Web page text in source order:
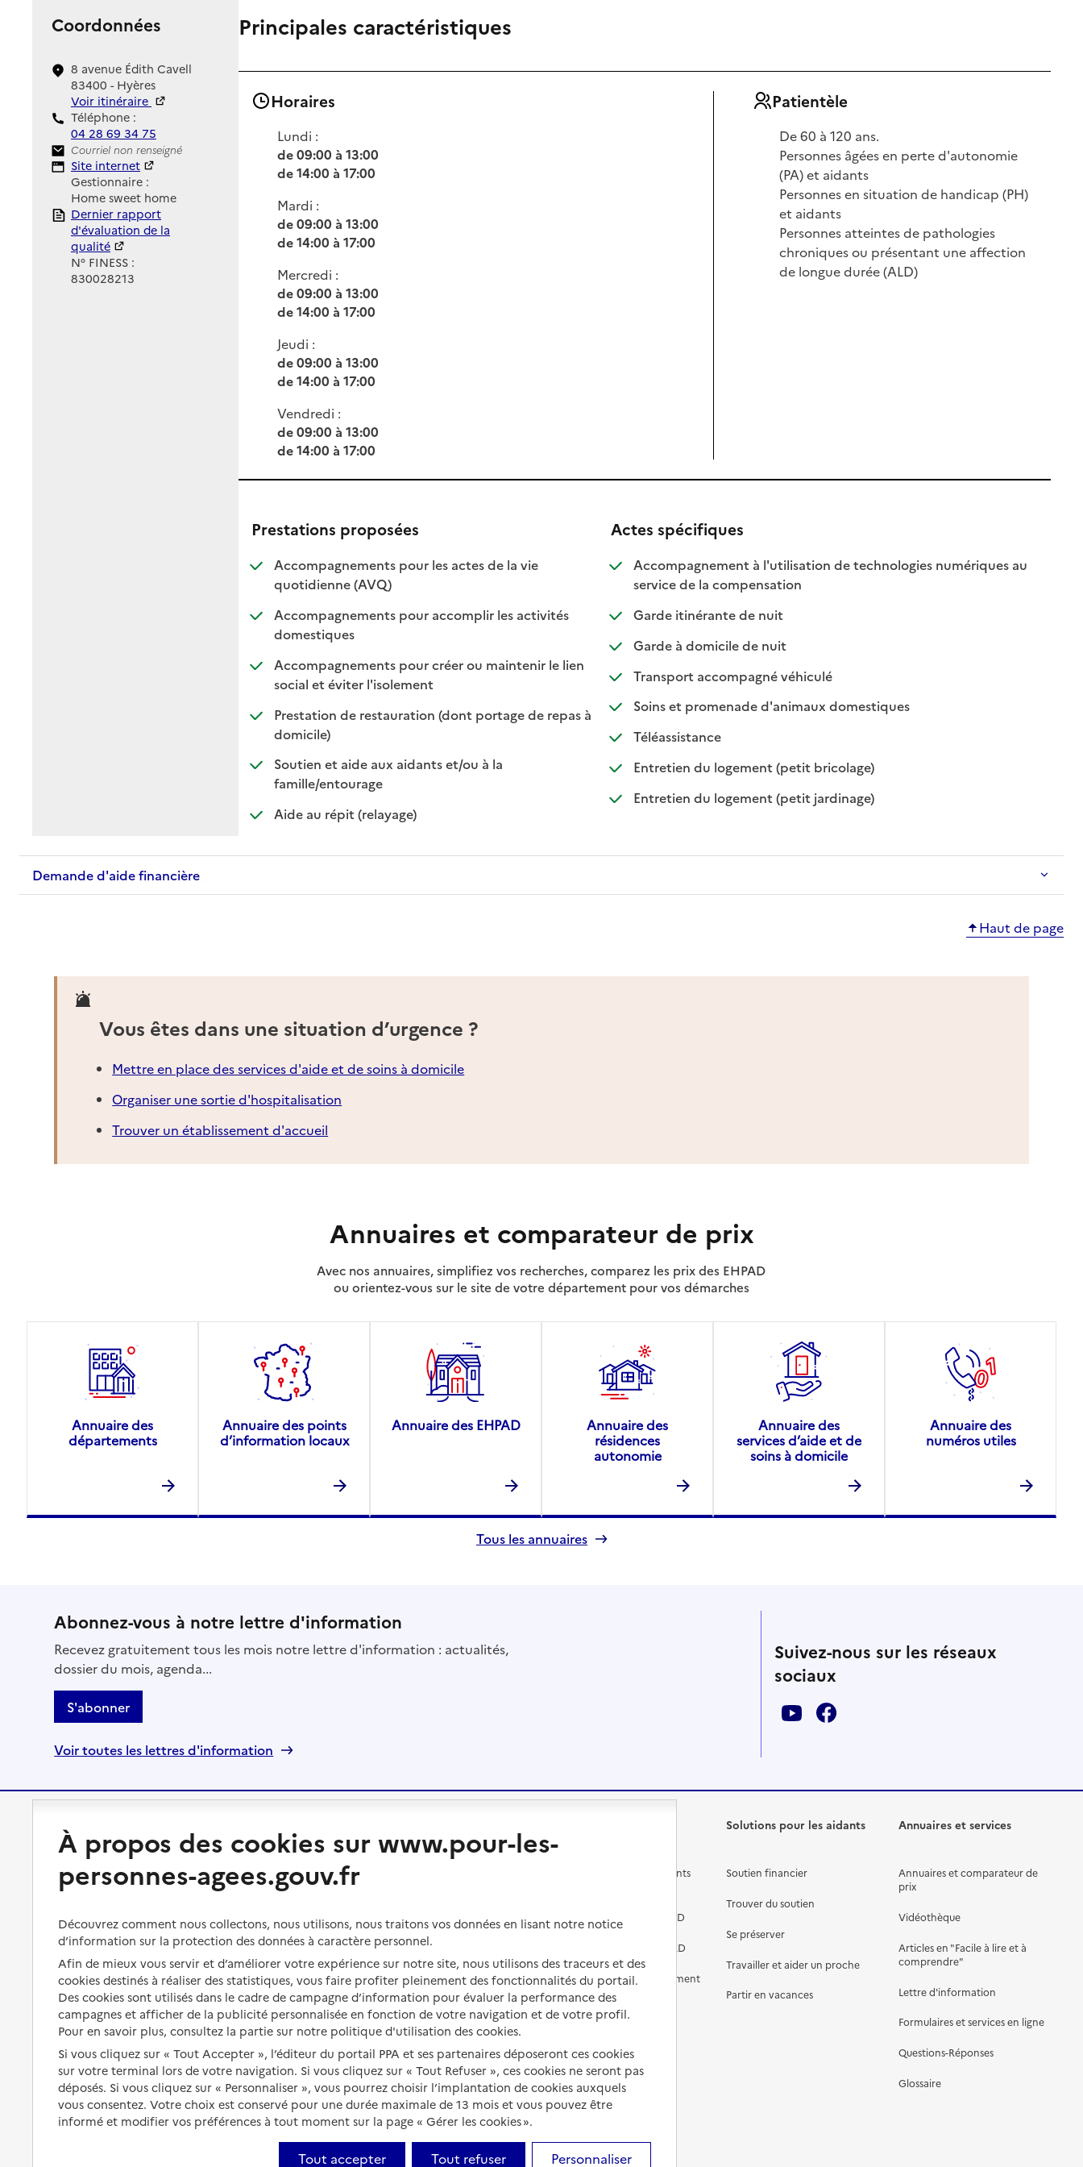
Coordonnées
8 avenue Édith Cavell
83400 - Hyères
Voir itinéraire
Téléphone :
04 28 69 34 75
Contact
Courriel non renseigné
Site Internet
Site internet
Gestionnaire :
Home sweet home
Rapport HAS
Dernier rapport
d'évaluation de la
qualité
N° FINESS :
830028213
Principales caractéristiques
Horaires
Lundi :
de 09:00 à 13:00
de 14:00 à 17:00
Mardi :
de 09:00 à 13:00
de 14:00 à 17:00
Mercredi :
de 09:00 à 13:00
de 14:00 à 17:00
Jeudi :
de 09:00 à 13:00
de 14:00 à 17:00
Vendredi :
de 09:00 à 13:00
de 14:00 à 17:00
Patientèle
De 60 à 120 ans.
Personnes âgées en perte d'autonomie
(PA) et aidants
Personnes en situation de handicap (PH)
et aidants
Personnes atteintes de pathologies
chroniques ou présentant une affection
de longue durée (ALD)
Prestations proposées
Accompagnements pour les actes de la vie
quotidienne (AVQ): disponible
: non disponible
Accompagnements pour accomplir les activités
domestiques: disponible
: non disponible
Accompagnements pour créer ou maintenir le lien
social et éviter l'isolement: disponible
: non disponible
Prestation de restauration (dont portage de repas à
domicile): disponible
: non disponible
Soutien et aide aux aidants et/ou à la
famille/entourage: disponible
: non disponible
Aide au répit (relayage): disponible
: non disponible
Actes spécifiques
Accompagnement à l'utilisation de technologies numériques au
service de la compensation: disponible
: non disponible
Garde itinérante de nuit: disponible
: non disponible
Garde à domicile de nuit: disponible
: non disponible
Transport accompagné véhiculé: disponible
: non disponible
Soins et promenade d'animaux domestiques: disponible
: non disponible
Téléassistance: disponible
: non disponible
Entretien du logement (petit bricolage): disponible
: non disponible
Entretien du logement (petit jardinage): disponible
: non disponible
Demande d'aide financière
Haut de page
Vous êtes dans une situation d’urgence ?
Mettre en place des services d'aide et de soins à domicile
Organiser une sortie d'hospitalisation
Trouver un établissement d'accueil
Annuaires et comparateur de prix
Avec nos annuaires, simplifiez vos recherches, comparez les prix des EHPAD
ou orientez-vous sur le site de votre département pour vos démarches
Annuaire des
départements
Annuaire des points
d’information locaux
Annuaire des EHPAD
Annuaire des
résidences
autonomie
Annuaire des
services d’aide et de
soins à domicile
Annuaire des
numéros utiles
Tous les annuaires
Abonnez-vous à notre lettre d'information
Recevez gratuitement tous les mois notre lettre d'information : actualités,
dossier du mois, agenda...
S'abonner
Voir toutes les lettres d'information
Suivez-nous sur les réseaux
sociaux
Perte d'autonomie : évaluation
et droits
Aménager son logement et
s'équiper
Préserver son autonomie et sa
Organiser à l'avance sa propre
protection
Les mesures de protection
Les obligations de la famille
À qui s’adresser ?
Bénéficier d'aide à domicile
Aides financières
Solutions d'accueil temporaire
Partager son logement
Vivre à domicile avec une
maladie ou un handicap
Être hospitalisé
Fin de vie à domicile
services pour seniors
Vivre chez un proche
Vivre en accueil familial
Autres solutions de logement
Les différents établissements
Préparer l'entrée en EHPAD
Aides financières en EHPAD
Prévention, accompagnement
Comprendre les prix en
Droits en EHPAD
Fin de vie en EHPAD
Solutions pour les aidants
Soutien financier
Trouver du soutien
Se préserver
Travailler et aider un proche
Partir en vacances
Annuaires et services
Annuaires et comparateur de
prix
Vidéothèque
Articles en "Facile à lire et à
comprendre"
Lettre d'information
Formulaires et services en ligne
Questions-Réponses
Glossaire
À propos des cookies sur www.pour-les-
personnes-agees.gouv.fr
Découvrez comment nous collectons, nous utilisons, nous traitons vos données en lisant notre notice
d’information sur la protection des données à caractère personnel.
Afin de mieux vous servir et d’améliorer votre expérience sur notre site, nous utilisons des traceurs et des
cookies destinés à réaliser des statistiques, vous faire profiter pleinement des fonctionnalités du portail.
Des cookies sont utilisés dans le cadre de campagne d’information pour évaluer la performance des
campagnes et afficher de la publicité personnalisée en fonction de votre navigation et de votre profil.
Pour en savoir plus, consultez la partie sur notre politique d'utilisation des cookies.
Si vous cliquez sur « Tout Accepter », l’éditeur du portail PPA et ses partenaires déposeront ces cookies
sur votre terminal lors de votre navigation. Si vous cliquez sur « Tout Refuser », ces cookies ne seront pas
déposés. Si vous cliquez sur « Personnaliser », vous pourrez choisir l’implantation de cookies auxquels
vous consentez. Votre choix est conservé pour une durée maximale de 13 mois et vous pouvez être
informé et modifier vos préférences à tout moment sur la page « Gérer les cookies ».
Tout accepter Tout refuser Personnaliser